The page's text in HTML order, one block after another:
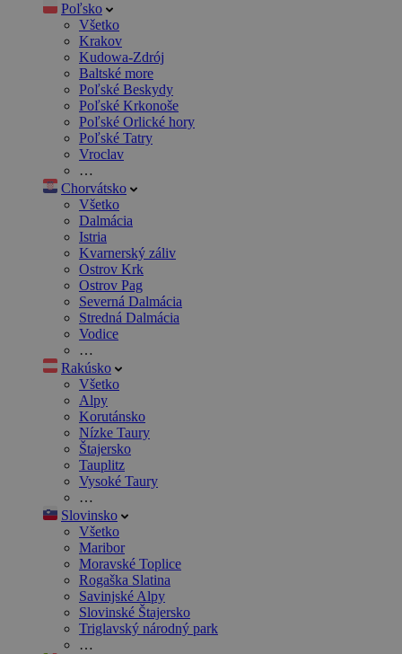
Poľsko
Všetko
Krakov
Kudowa-Zdrój
Baltské more
Poľské Beskydy
Poľské Krkonoše
Poľské Orlické hory
Poľské Tatry
Vroclav
…
Chorvátsko
Všetko
Dalmácia
Istria
Kvarnerský záliv
Ostrov Krk
Ostrov Pag
Severná Dalmácia
Stredná Dalmácia
Vodice
…
Rakúsko
Všetko
Alpy
Korutánsko
Nízke Taury
Štajersko
Tauplitz
Vysoké Taury
…
Slovinsko
Všetko
Maribor
Moravské Toplice
Rogaška Slatina
Savinjské Alpy
Slovinské Štajersko
Triglavský národný park
…